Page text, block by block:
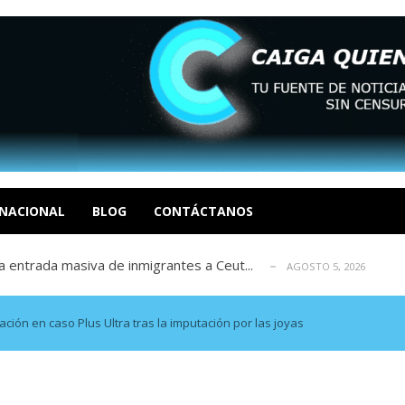
BLOG CONTÁCTANOS
I por la libertad inmediata de l... AGOSTO 5, 2026
revisión de su solicitud de l... AGOSTO 5, 2026
según ONG AGOSTO 5, 2026
entrada masiva de inmigrantes a Ceut...
La tragedia de Venezuela no admi... AGOSTO 5, 2026
I por la libertad inmediata de l... AGOSTO 5, 2026
revisión de su solicitud de l... AGOSTO 5, 2026
según ONG AGOSTO 5, 2026
en caso Plus Ultra tras la imputación por las joyas